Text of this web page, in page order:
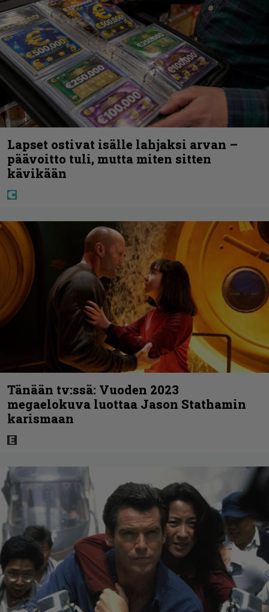
Lapset ostivat isälle lahjaksi arvan –
päävoitto tuli, mutta miten sitten
kävikään
Tänään tv:ssä: Vuoden 2023
megaelokuva luottaa Jason Stathamin
karismaan